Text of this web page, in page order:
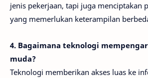
jenis pekerjaan, tapi juga menciptakan
yang memerlukan keterampilan
4. Bagaimana teknologi
muda?
Teknologi memberikan akses luas ke